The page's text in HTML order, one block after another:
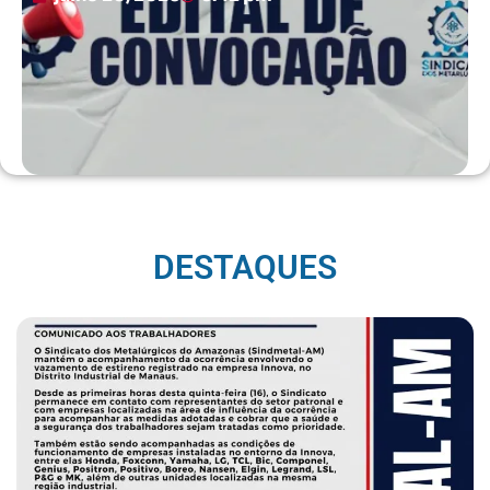
DESTAQUES